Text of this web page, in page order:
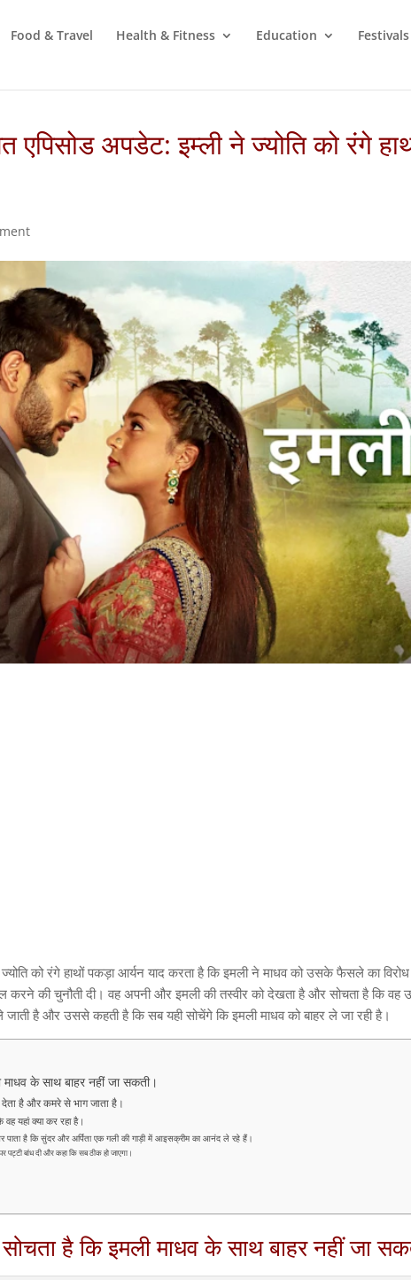
Food & Travel Health & Fitness Education Festivals
अपडेट: इम्ली ने ज्योति को रंगे
को रंगे हाथों पकड़ा आर्यन याद करता है कि इमली ने माधव को उसके फैसले का
की चुनौती दी। वह अपनी और इमली की तस्वीर को देखता है और सोचता है कि
है और उससे कहती है कि सब यही सोचेंगे कि इमली माधव को बाहर ले जा रही है।
के साथ बाहर नहीं जा सकती।
है और कमरे से भाग जाता है।
वह यहां क्या कर रहा है।
पाता है कि सुंदर और अर्पिता एक गली की गाड़ी में आइसक्रीम का आनंद ले रहे हैं।
पट्टी बांध दी और कहा कि सब ठीक हो जाएगा।
है कि इमली माधव के साथ बाहर नहीं जा